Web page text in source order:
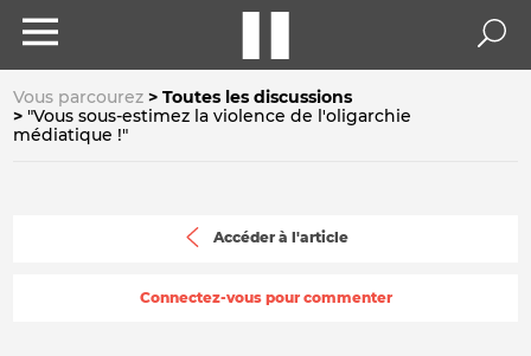
Vous parcourez
Toutes les discussions
"Vous sous-estimez la violence de l'oligarchie
médiatique !"
Accéder à l'article
Connectez-vous pour commenter